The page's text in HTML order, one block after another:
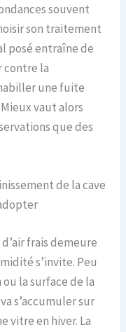
souvent
son traitement
posé entraîne de
contre la
une fuite
vaut alors
que des
de la cave
frais demeure
s’invite. Peu
la surface de la
s’accumuler sur
vitre en hiver. La